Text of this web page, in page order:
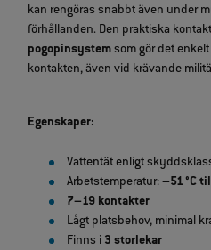
kan rengöras snabbt även under
förhållanden. Den praktiska
pogopinsystemsom gör det
kontakten, även vid krävande
Egenskaper:
Vattentät enligt
Arbetstemperatur:–51 °C
7–19 kontakter
Lågt platsbehov, minimal
Finns i 3 storlekar